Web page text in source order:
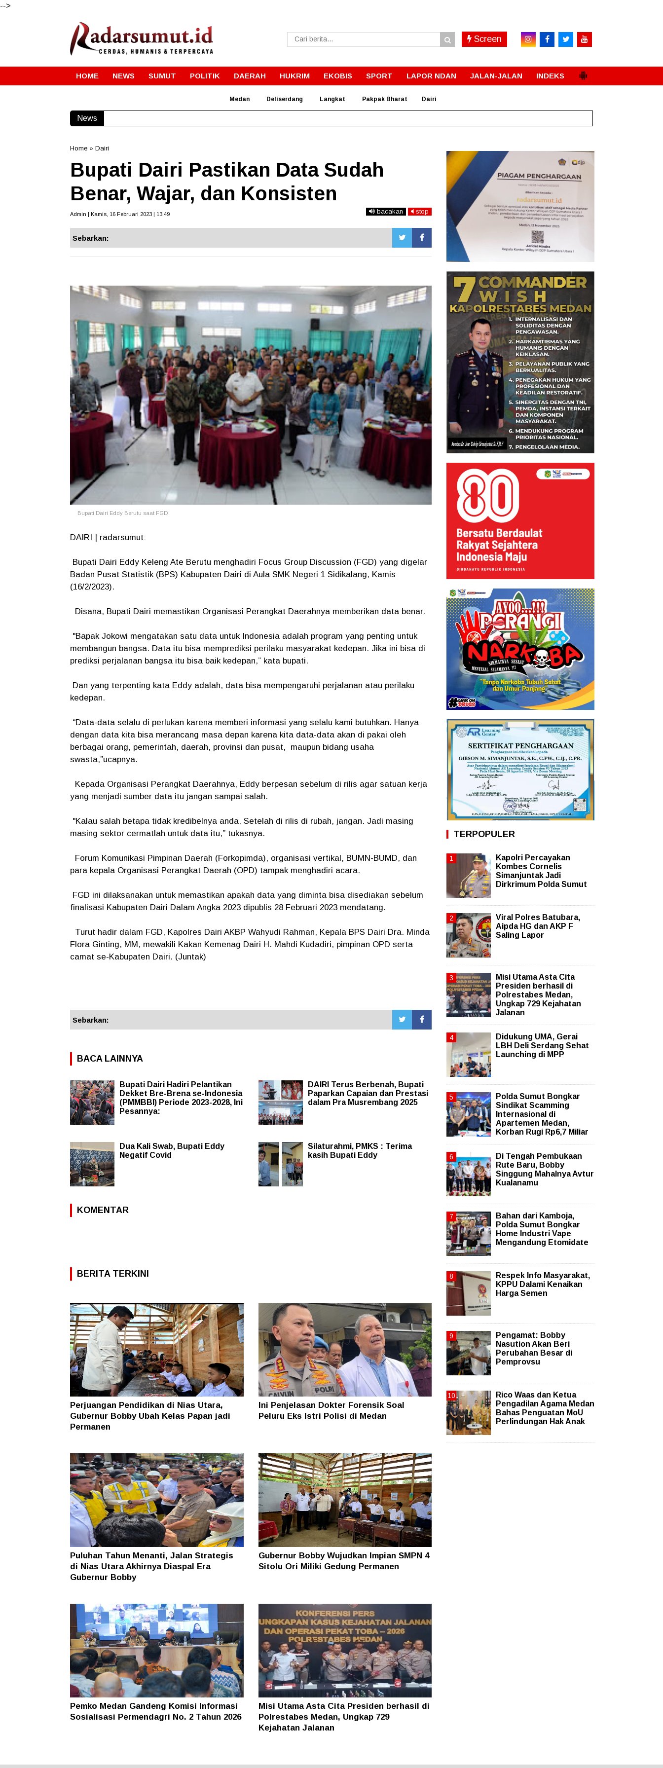
-->
Screen
HOME NEWS SUMUT POLITIK DAERAH HUKRIM EKOBIS SPORT LAPOR NDAN JALAN-JALAN INDEKS
Medan Deliserdang Langkat Pakpak Bharat Dairi
News
Home » Dairi
Bupati Dairi Pastikan Data Sudah
Benar, Wajar, dan Konsisten
Admin | Kamis, 16 Februari 2023 | 13.49 bacakan stop
Sebarkan:
Bupati Dairi Eddy Berutu saat FGD
DAIRI | radarsumut:
Bupati Dairi Eddy Keleng Ate Berutu menghadiri Focus Group Discussion (FGD) yang digelar
Badan Pusat Statistik (BPS) Kabupaten Dairi di Aula SMK Negeri 1 Sidikalang, Kamis
(16/2/2023).
Disana, Bupati Dairi memastikan Organisasi Perangkat Daerahnya memberikan data benar.
"Bapak Jokowi mengatakan satu data untuk Indonesia adalah program yang penting untuk
membangun bangsa. Data itu bisa memprediksi perilaku masyarakat kedepan. Jika ini bisa di
prediksi perjalanan bangsa itu bisa baik kedepan,” kata bupati.
Dan yang terpenting kata Eddy adalah, data bisa mempengaruhi perjalanan atau perilaku
kedepan.
“Data-data selalu di perlukan karena memberi informasi yang selalu kami butuhkan. Hanya
dengan data kita bisa merancang masa depan karena kita data-data akan di pakai oleh
berbagai orang, pemerintah, daerah, provinsi dan pusat, maupun bidang usaha
swasta,”ucapnya.
Kepada Organisasi Perangkat Daerahnya, Eddy berpesan sebelum di rilis agar satuan kerja
yang menjadi sumber data itu jangan sampai salah.
"Kalau salah betapa tidak kredibelnya anda. Setelah di rilis di rubah, jangan. Jadi masing
masing sektor cermatlah untuk data itu,” tukasnya.
Forum Komunikasi Pimpinan Daerah (Forkopimda), organisasi vertikal, BUMN-BUMD, dan
para kepala Organisasi Perangkat Daerah (OPD) tampak menghadiri acara.
FGD ini dilaksanakan untuk memastikan apakah data yang diminta bisa disediakan sebelum
finalisasi Kabupaten Dairi Dalam Angka 2023 dipublis 28 Februari 2023 mendatang.
Turut hadir dalam FGD, Kapolres Dairi AKBP Wahyudi Rahman, Kepala BPS Dairi Dra. Minda
Flora Ginting, MM, mewakili Kakan Kemenag Dairi H. Mahdi Kudadiri, pimpinan OPD serta
camat se-Kabupaten Dairi. (Juntak)
Sebarkan:
BACA LAINNYA
Bupati Dairi Hadiri Pelantikan
Dekket Bre-Brena se-Indonesia
(PMMBBI) Periode 2023-2028, Ini
Pesannya:
DAIRI Terus Berbenah, Bupati
Paparkan Capaian dan Prestasi
dalam Pra Musrembang 2025
Dua Kali Swab, Bupati Eddy
Negatif Covid
Silaturahmi, PMKS : Terima
kasih Bupati Eddy
KOMENTAR
BERITA TERKINI
Perjuangan Pendidikan di Nias Utara,
Gubernur Bobby Ubah Kelas Papan jadi
Permanen
Ini Penjelasan Dokter Forensik Soal
Peluru Eks Istri Polisi di Medan
Puluhan Tahun Menanti, Jalan Strategis
di Nias Utara Akhirnya Diaspal Era
Gubernur Bobby
Gubernur Bobby Wujudkan Impian SMPN 4
Sitolu Ori Miliki Gedung Permanen
Pemko Medan Gandeng Komisi Informasi
Sosialisasi Permendagri No. 2 Tahun 2026
Misi Utama Asta Cita Presiden berhasil di
Polrestabes Medan, Ungkap 729
Kejahatan Jalanan
TERPOPULER
Kapolri Percayakan
Kombes Cornelis
Simanjuntak Jadi
Dirkrimum Polda Sumut
Viral Polres Batubara,
Aipda HG dan AKP F
Saling Lapor
Misi Utama Asta Cita
Presiden berhasil di
Polrestabes Medan,
Ungkap 729 Kejahatan
Jalanan
Didukung UMA, Gerai
LBH Deli Serdang Sehat
Launching di MPP
Polda Sumut Bongkar
Sindikat Scamming
Internasional di
Apartemen Medan,
Korban Rugi Rp6,7 Miliar
Di Tengah Pembukaan
Rute Baru, Bobby
Singgung Mahalnya Avtur
Kualanamu
Bahan dari Kamboja,
Polda Sumut Bongkar
Home Industri Vape
Mengandung Etomidate
Respek Info Masyarakat,
KPPU Dalami Kenaikan
Harga Semen
Pengamat: Bobby
Nasution Akan Beri
Perubahan Besar di
Pemprovsu
Rico Waas dan Ketua
Pengadilan Agama Medan
Bahas Penguatan MoU
Perlindungan Hak Anak